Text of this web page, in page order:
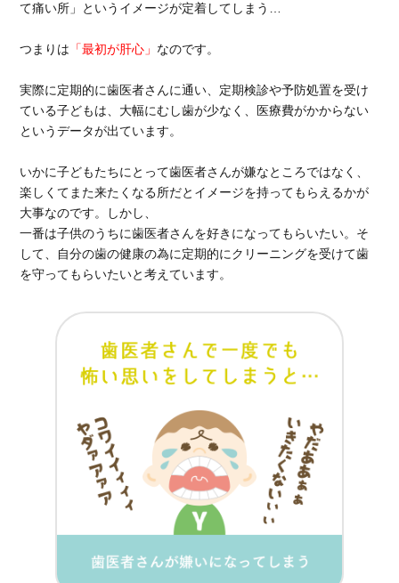
て痛い所」というイメージが定着してしまう…
つまりは 「最初が肝心」 なのです。
実際に定期的に歯医者さんに通い、定期検診や予防処置を受け
ている子どもは、大幅にむし歯が少なく、医療費がかからない
というデータが出ています。
いかに子どもたちにとって歯医者さんが嫌なところではなく、
楽しくてまた来たくなる所だとイメージを持ってもらえるかが
大事なのです。しかし、
一番は子供のうちに歯医者さんを好きになってもらいたい。そ
して、自分の歯の健康の為に定期的にクリーニングを受けて歯
を守ってもらいたいと考えています。